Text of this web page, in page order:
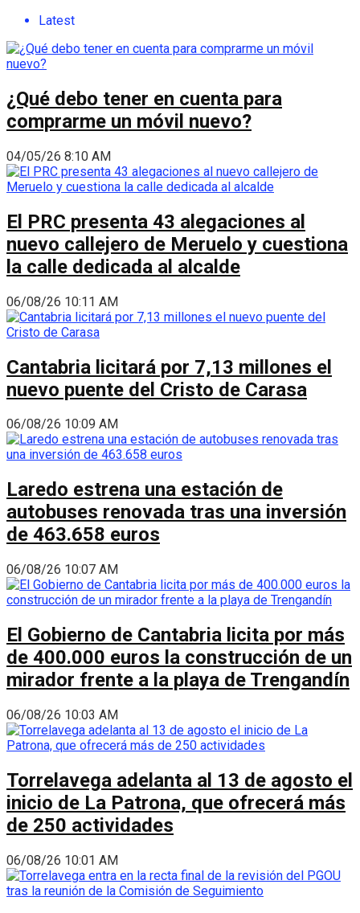
Latest
¿Qué debo tener en cuenta para
comprarme un móvil nuevo?
04/05/26 8:10 AM
El PRC presenta 43 alegaciones al
nuevo callejero de Meruelo y cuestiona
la calle dedicada al alcalde
06/08/26 10:11 AM
Cantabria licitará por 7,13 millones el
nuevo puente del Cristo de Carasa
06/08/26 10:09 AM
Laredo estrena una estación de
autobuses renovada tras una inversión
de 463.658 euros
06/08/26 10:07 AM
El Gobierno de Cantabria licita por más
de 400.000 euros la construcción de un
mirador frente a la playa de Trengandín
06/08/26 10:03 AM
Torrelavega adelanta al 13 de agosto el
inicio de La Patrona, que ofrecerá más
de 250 actividades
06/08/26 10:01 AM